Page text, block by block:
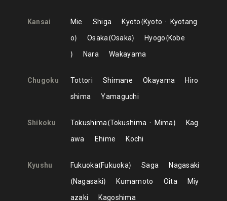
Kansai Mie Shiga Kyoto Kyoto
Kyotang
o
Osaka Osaka Hyogo Kobe
Nara
Wakayama
Chugoku Tottori Shimane Okayama
Hiro
shima
Yamaguchi
Shikoku Tokushima Tokushima Mima
Kag
awa
Ehime Kochi
Kyushu Fukuoka Fukuoka Saga
Nagasaki
Nagasaki
Kumamoto Oita
Miy
azaki
Kagoshima